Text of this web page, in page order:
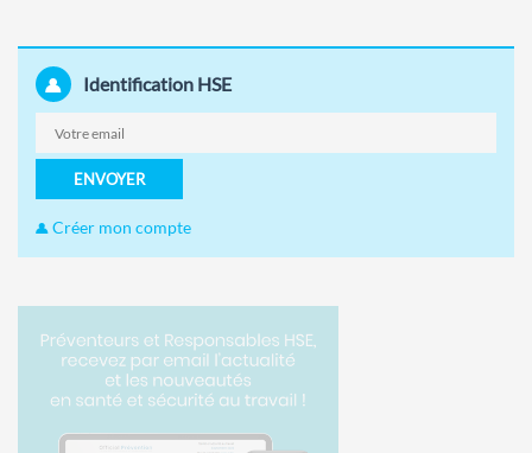
Identification HSE
ENVOYER
Créer mon compte